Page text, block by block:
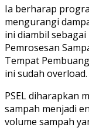
Ia berharap
mengurangi
ini diambil
Pemrosesan
Tempat
ini sudah overload.
PSEL diharapkan
sampah menjadi
volume sampah